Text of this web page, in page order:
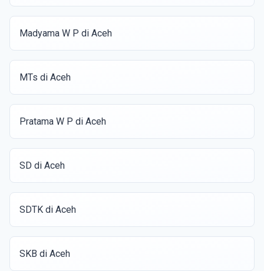
Madyama W P di Aceh
MTs di Aceh
Pratama W P di Aceh
SD di Aceh
SDTK di Aceh
SKB di Aceh